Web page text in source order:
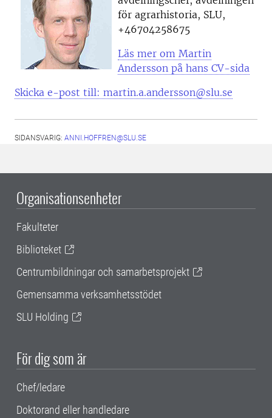
för agrarhistoria, SLU,
+46704258675
Läs mer om Martin
Andersson på hans CV-sida
Skicka e-post till: martin.a.andersson@slu.se
SIDANSVARIG: ANNI.HOFFREN@SLU.SE
Organisationsenheter
Fakulteter
Biblioteket
Centrumbildningar och samarbetsprojekt
Gemensamma verksamhetsstödet
SLU Holding
För dig som är
Chef/ledare
Doktorand eller handledare